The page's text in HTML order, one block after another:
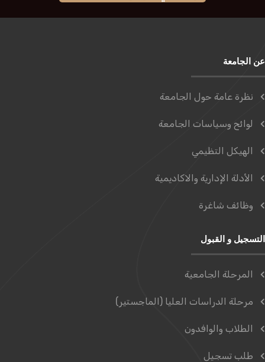
عن الجامعة
نظرة عامة حول الجامعة
لوائح وسياسات الجامعة
الهيكل التظيمي
الأدلة الإدارية والاكاديمية
وظائف شاغرة
التسجيل و القبول
المرحلة الجامعية
مرحلة الدراسات العليا (الماجستير)
الطلاب والوافدون
طلب تسجيل